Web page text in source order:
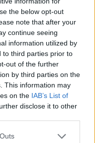
the below opt-out
note that after your
continue seeing
information utilized by
to third parties prior to
out of the further
by third parties on the
This information may
on the IAB’s List of
disclose it to other
es “insuficiente”.
este tipo de
el PP, Cedrún
los usuarios de
posibilidad de
de sanidad de
dudas” que
de la selección de
para defender